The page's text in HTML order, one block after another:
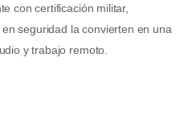
con certificación militar,
seguridad la convierten en una
y trabajo remoto.